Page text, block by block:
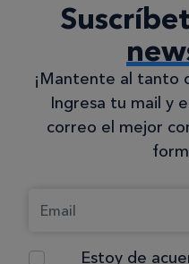
¡Mantente al tanto
Ingresa tu mail y
correo el mejor
Estoy de